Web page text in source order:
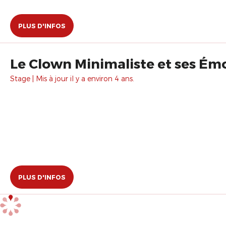
PLUS D'INFOS
Le Clown Minimaliste et ses
Stage | Mis à jour il y a environ 4 ans.
PLUS D'INFOS